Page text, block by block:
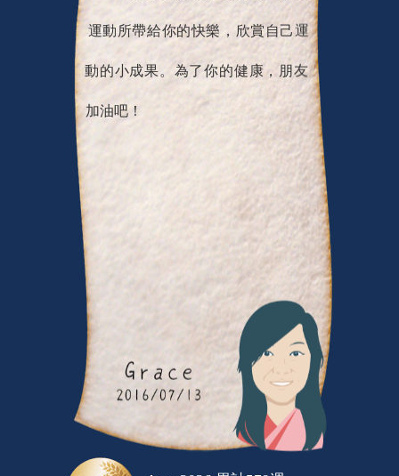
運動所帶給你的快樂，欣賞自己運
動的小成果。為了你的健康，朋友
加油吧！